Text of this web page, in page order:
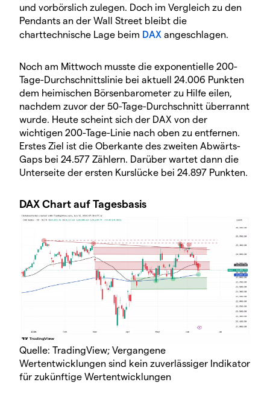
und vorbörslich zulegen. Doch im Vergleich zu den
Pendants an der Wall Street bleibt die
charttechnische Lage beim DAX angeschlagen.
Noch am Mittwoch musste die exponentielle 200-
Tage-Durchschnittslinie bei aktuell 24.006 Punkten
dem heimischen Börsenbarometer zu Hilfe eilen,
nachdem zuvor der 50-Tage-Durchschnitt überrannt
wurde. Heute scheint sich der DAX von der
wichtigen 200-Tage-Linie nach oben zu entfernen.
Erstes Ziel ist die Oberkante des zweiten Abwärts-
Gaps bei 24.577 Zählern. Darüber wartet dann die
Unterseite der ersten Kurslücke bei 24.897 Punkten.
DAX Chart auf Tagesbasis
Quelle: TradingView; Vergangene
Wertentwicklungen sind kein zuverlässiger Indikator
für zukünftige Wertentwicklungen